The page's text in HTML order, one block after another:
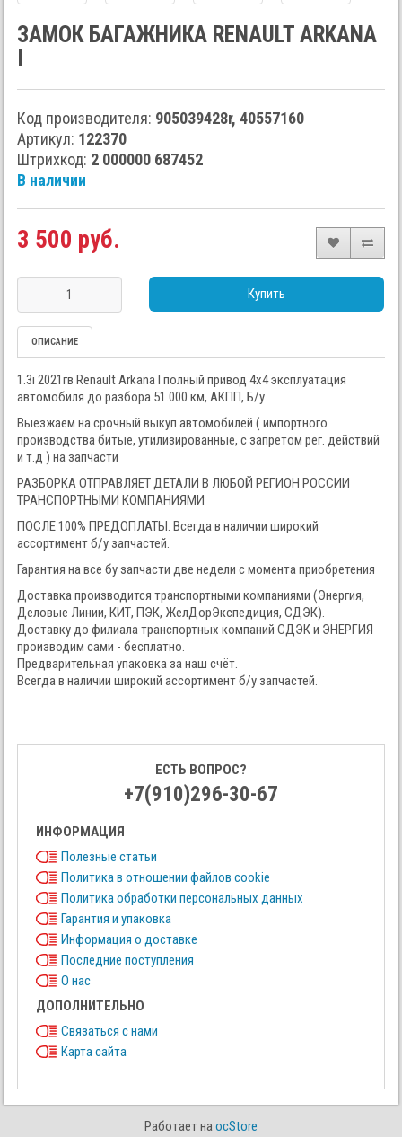
ЗАМОК БАГАЖНИКА RENAULT ARKANA
Код производителя: 905039428r, 40557160
Артикул: 122370
Штрихкод: 2 000000 687452
В наличии
3 500 руб.
Купить
ОПИСАНИЕ
1.3i 2021гв Renault Arkana I полный привод 4x4 эксплуатация
автомобиля до разбора 51.000 км, АКПП, Б/у
Выезжаем на срочный выкуп автомобилей ( импортного
производства битые, утилизированные, с запретом рег. действий
и т.д ) на запчасти
РАЗБОРКА ОТПРАВЛЯЕТ ДЕТАЛИ В ЛЮБОЙ РЕГИОН РОССИИ
ТРАНСПОРТНЫМИ КОМПАНИЯМИ
ПОСЛЕ 100% ПРЕДОПЛАТЫ. Всегда в наличии широкий
ассортимент б/у запчастей.
Гарантия на все бу запчасти две недели с момента приобретения
Доставка производится транспортными компаниями (Энергия,
Деловые Линии, КИТ, ПЭК, ЖелДорЭкспедиция, СДЭК).
Доставку до филиала транспортных компаний СДЭК и ЭНЕРГИЯ
производим сами - бесплатно.
Предварительная упаковка за наш счёт.
Всегда в наличии широкий ассортимент б/у запчастей.
ЕСТЬ ВОПРОС?
+7(910)296-30-67
ИНФОРМАЦИЯ
Полезные статьи
Политика в отношении файлов cookie
Политика обработки персональных данных
Гарантия и упаковка
Информация о доставке
Последние поступления
О нас
ДОПОЛНИТЕЛЬНО
Связаться с нами
Карта сайта
Работает наocStore